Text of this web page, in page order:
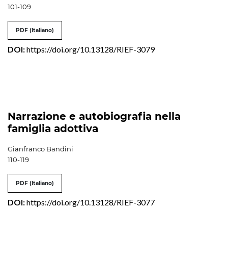
101-109
PDF (Italiano)
DOI:https://doi.org/10.13128/RIEF-3079
Narrazione e autobiografia nella
famiglia adottiva
Gianfranco Bandini
110-119
PDF (Italiano)
DOI:https://doi.org/10.13128/RIEF-3077